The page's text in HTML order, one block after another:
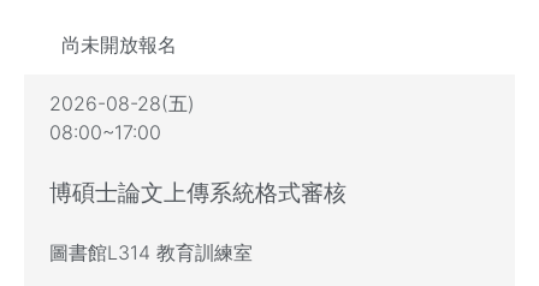
尚未開放報名
2026-08-28(五)
08:00~17:00
博碩士論文上傳系統格式審核
圖書館L314 教育訓練室